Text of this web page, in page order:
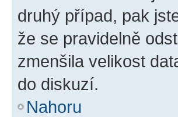
druhý případ, pak
že se pravidelně
zmenšila velikost
do diskuzí.
Nahoru